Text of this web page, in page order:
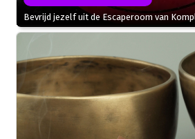
Bevrijd jezelf uit de Escaperoom van